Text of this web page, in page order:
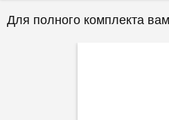
Для полного комплекта